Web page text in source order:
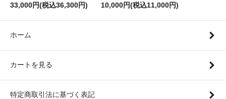
33,000円(税込36,300円) 10,000円(税込11,000円)
ホーム
カートを見る
特定商取引法に基づく表記